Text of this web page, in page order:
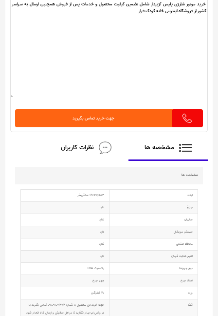
جهت خرید تماس بگیرید
مشخصه ها نظرات کاربران
مشخصه ها
ابعاد 127x76x54 سانتی‌متر
چراغ دارد
سایبان ندارد
سیستم موزیکال دارد
محافظ صندلی ندارد
اهرم هدایت فرمان دارد
نوع چرخ‌ها پلاستیک EVA
تعداد چرخ چهار چرخ
وزن 20 کیلوگرم
نکته
جهت خرید این محصول با شماره 1373-110-0910 تماس بگیرید یا
در واتس اپ پیام بگذارید تا مراحل سفارش و ارسال کالا انجام شود